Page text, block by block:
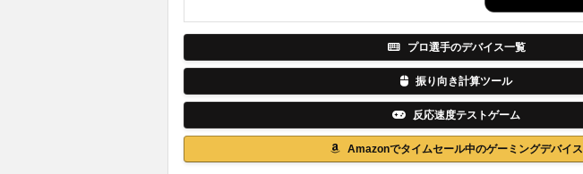
プロ選手のデバイス一覧
振り向き計算ツール
反応速度テストゲーム
Amazonでタイムセール中のゲーミングデバイス